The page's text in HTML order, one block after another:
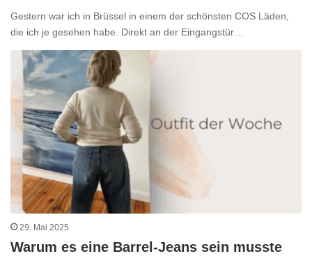
Gestern war ich in Brüssel in einem der schönsten COS Läden,
die ich je gesehen habe. Direkt an der Eingangstür…
29. Mai 2025
Warum es eine Barrel-Jeans sein musste